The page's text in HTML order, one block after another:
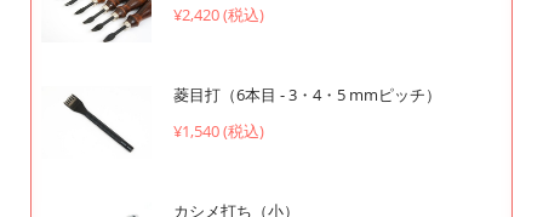
¥2,420 (税込)
菱目打（6本目 - 3・4・5 mmピッチ）
¥1,540 (税込)
カシメ打ち（小）